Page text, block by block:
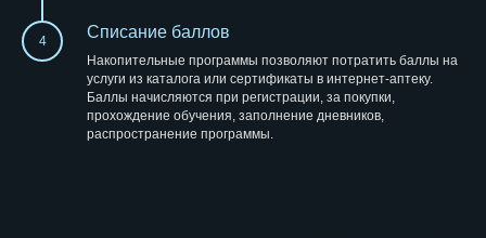
4 Списание баллов
Накопительные программы позволяют потратить баллы на
услуги из каталога или сертификаты в интернет-аптеку.
Баллы начисляются при регистрации, за покупки,
прохождение обучения, заполнение дневников,
распространение программы.